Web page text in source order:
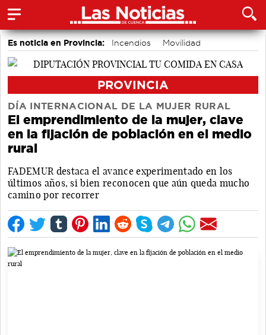
Es noticia en Provincia: Incendios Movilidad
PROVINCIA
DÍA INTERNACIONAL DE LA MUJER RURAL
El emprendimiento de la mujer, clave
en la fijación de población en el medio
rural
FADEMUR destaca el avance experimentado en los
últimos años, si bien reconocen que aún queda mucho
camino por recorrer